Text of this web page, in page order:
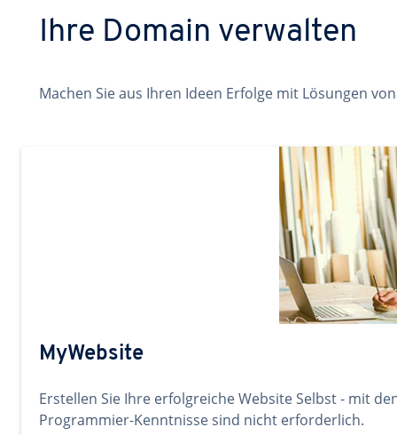
Ihre Domain verwalten
Machen Sie aus Ihren Ideen Erfolge mit Lösungen von
MyWebsite
Erstellen Sie Ihre erfolgreiche Website Selbst - mit
Programmier-Kenntnisse sind nicht erforderlich.